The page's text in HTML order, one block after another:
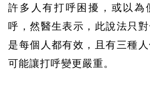
許多人有打呼困擾，或以為
呼，然醫生表示，此說法只
是每個人都有效，且有三種
可能讓打呼變更嚴重。